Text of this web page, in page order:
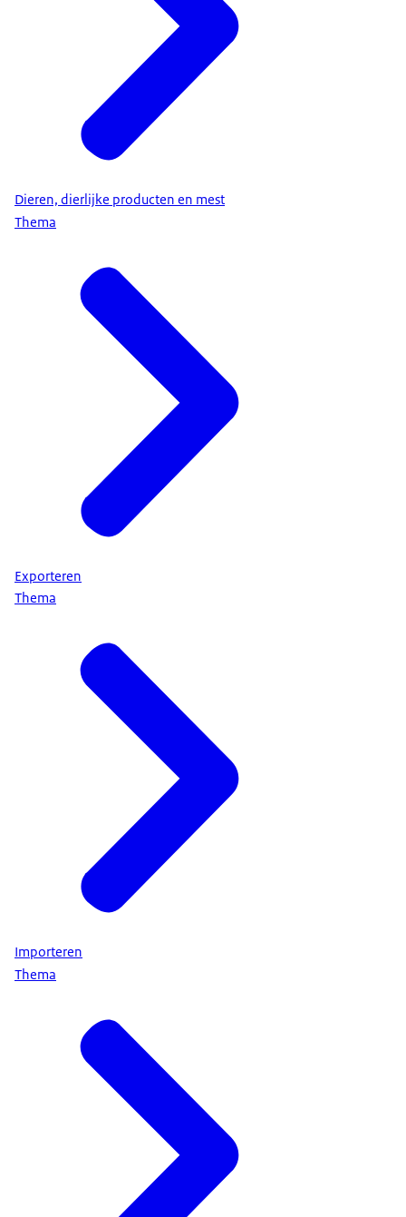
Dieren, dierlijke producten en mest
Thema
Exporteren
Thema
Importeren
Thema